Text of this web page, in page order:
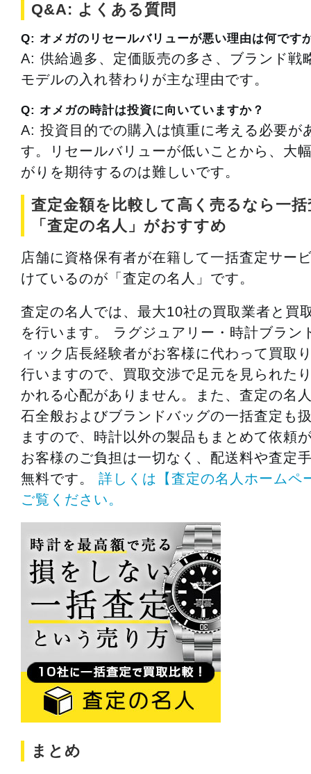
Q&A: よくある質問
Q: オメガのリセールバリューが悪い理由は何です
A: 供給過多、定価販売の多さ、ブランド戦
モデルの入れ替わりが主な理由です。
Q: オメガの時計は投資に向いていますか？
A: 投資目的での購入は慎重に考える必要が
す。リセールバリューが低いことから、大
がりを期待するのは難しいです。
査定金額を比較して高く売るなら一括
「査定の名人」がおすすめ
店舗に資格保有者が在籍して一括査定サー
けているのが「査定の名人」です。
査定の名人では、最大10社の買取業者と買
を行います。 ラグジュアリー・時計ブラン
ィック店長経験者がお客様に代わって買取
行いますので、買取交渉で足元を見られた
かれる心配がありません。また、査定の名
石全般およびブランドバッグの一括査定も
ますので、時計以外の製品もまとめて依頼
お客様のご負担は一切なく、配送料や査定
無料です。 詳しくは【査定の名人ホームペ
ご覧ください。
まとめ